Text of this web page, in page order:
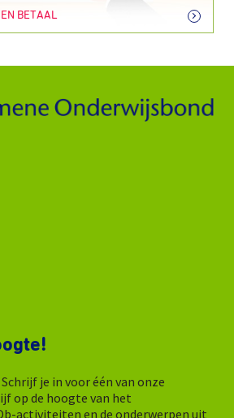
BETAAL
je in voor één van onze
op de hoogte van het
activiteiten en de onderwerpen uit